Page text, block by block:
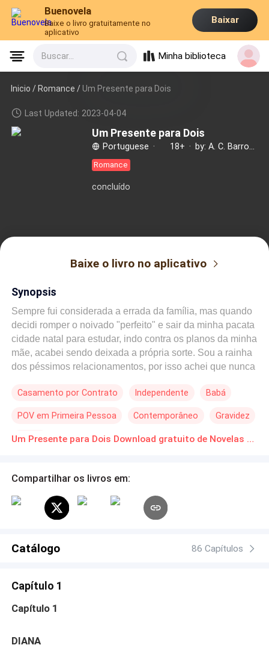
Buenovela
Baixe o livro gratuitamente no
aplicativo
Baixar
Buscar... Minha biblioteca
Inicio /Romance / Um Presente para Dois
Last Updated: 2023-04-04
Um Presente para Dois
Portuguese · 18+ ·
Romance
concluído
Baixe o livro no aplicativo
Synopsis
Sempre fui considerada a errada da família, mas quando
decidi romper o noivado "perfeito" e sair da minha pacata
cidade natal para estudar, indo contra os planos da minha
mãe, acabei sendo deixada a própria sorte. Sou a rainha
dos péssimos relacionamentos, por isso achei que nunca
ser mãe solo e optei pela inseminação. Não podia ter
saído da minha cidadezinha, estou diante da decisão
mais difícil da minha vida. Meu pai, quer que eu
irmão da minha melhor amiga fica sabendo da minha
coincidência, muito parecido com Helena. Deveríamos
passar um final de semana fingindo ser a família perfeita
essa farsa pode não durar por muito mais tempo.
Casamento por Contrato Independente Babá
POV em Primeira Pessoa Contemporâneo Gravidez
Drama Um Presente para Dois Download gratuito de Novelas Online em PDF
Compartilhar os livros em:
Catálogo 86 Capítulos
Capítulo 1
Capítulo 1
DIANA